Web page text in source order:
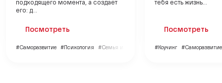
подходящего момента, а создаёт
его: д...
Посмотреть
#Саморазвитие #Психология #Семья и дети
тебя есть жизнь...
Посмотреть
#Коучинг #Саморазвитие